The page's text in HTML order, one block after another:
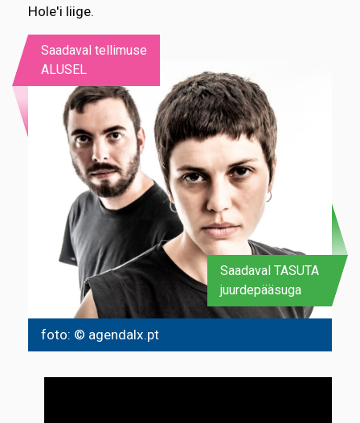
Hole'i liige.
foto: © agendalx.pt
Saadaval tellimuse
ALUSEL
Saadaval TASUTA
juurdepääsuga